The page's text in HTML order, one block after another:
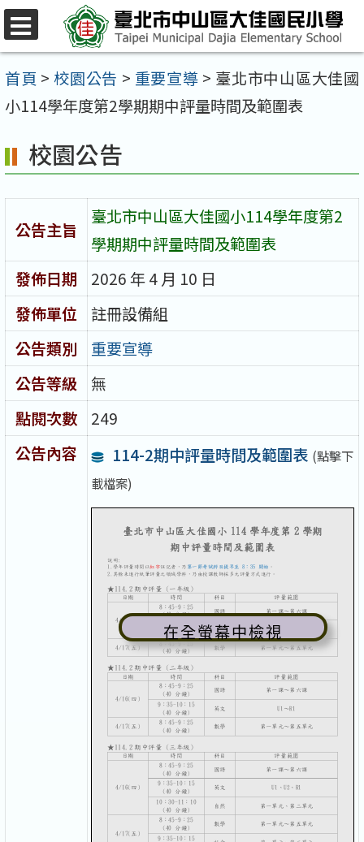
跳
至
主
要
容
區
首頁 > 校園公告 > 重要宣導 > 臺北市中山區大佳國
小114學年度第2學期期中評量時間及範圍表
校園公告
公告主旨
臺北市中山區大佳國小114學年度第2
學期期中評量時間及範圍表
發佈日期
2026 年 4 月 10 日
發佈單位
註冊設備組
公告類別
重要宣導
公告等級
無
點閱次數
249
公告內容
114-2期中評量時間及範圍表 (點擊下
載檔案)
在全螢幕中檢視
選
單